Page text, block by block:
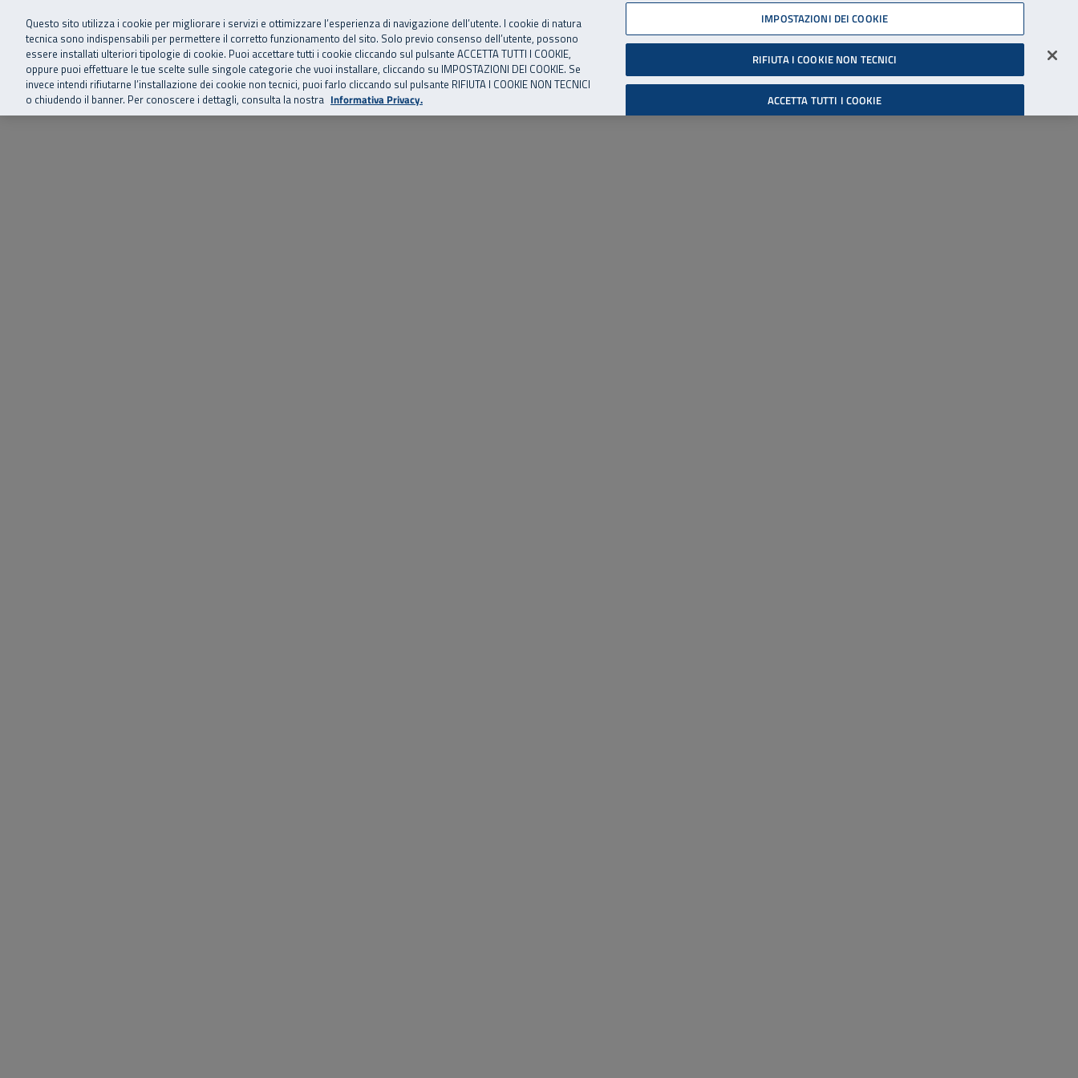
Vai al menu principale
Vai al contenuto principale
Vai al Footer 06 45539607
SuperAbile - il Contact Center Inail per il mondo della disabilità
Home Chi siamo Storie, news ed eventi Risorse utili Supporto Accessibilità
Cerca
Accedi all'area riservata
Questo sito utilizza i cookie per migliorare i servizi e ottimizzare l’esperienza di navigazione dell’utente. I cookie di natura
tecnica sono indispensabili per permettere il corretto funzionamento del sito. Solo previo consenso dell’utente, possono
essere installati ulteriori tipologie di cookie. Puoi accettare tutti i cookie cliccando sul pulsante ACCETTA TUTTI I COOKIE,
oppure puoi effettuare le tue scelte sulle singole categorie che vuoi installare, cliccando su IMPOSTAZIONI DEI COOKIE. Se
invece intendi rifiutarne l’installazione dei cookie non tecnici, puoi farlo cliccando sul pulsante RIFIUTA I COOKIE NON TECNICI
o chiudendo il banner. Per conoscere i dettagli, consulta la nostra Informativa Privacy.
IMPOSTAZIONI DEI COOKIE
RIFIUTA I COOKIE NON TECNICI
ACCETTA TUTTI I COOKIE